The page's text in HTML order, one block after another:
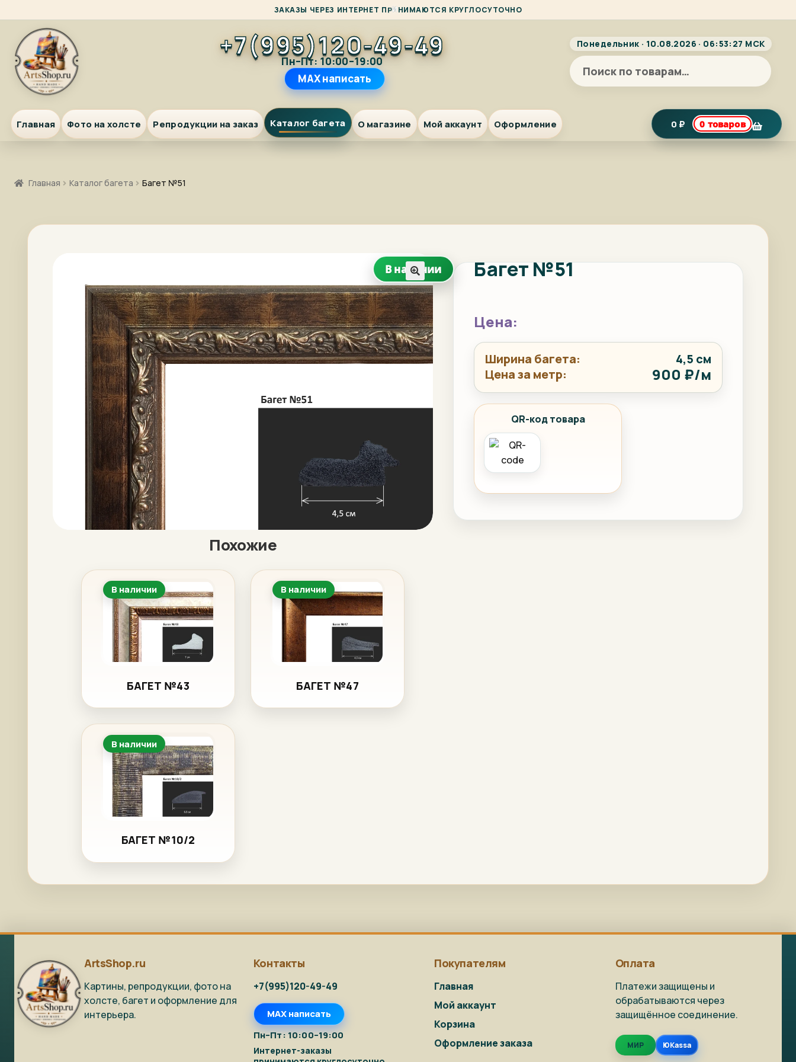
ЗАКАЗЫ ЧЕРЕЗ ИНТЕРНЕТ ПРИНИМАЮТСЯ КРУГЛОСУТОЧНО
Перейти
навигации
Перейти
содержимому
+7(995)120-49-49
Пн–Пт: 10:00–19:00
MAX написать
Понедельник · 10.08.2026 · 06:53:27 МСК
Искать:
Главная Фото на холсте Репродукции на заказ Каталог багета О магазине Мой аккаунт Оформление 0 ₽ 0 товаров
Главная Каталог багета Багет №51
В наличии
🔍
Багет №51
Ширина багета:
4,5 см
Цена за метр:
900 ₽/м
QR-код товара
Похожие
В наличии
БАГЕТ №43
В наличии
БАГЕТ №47
В наличии
БАГЕТ №10/2
ArtsShop.ru
Картины, репродукции, фото на
холсте, багет и оформление для
интерьера.
Контакты
+7(995)120-49-49
MAX написать
Пн–Пт: 10:00–19:00
Интернет-заказы
Покупателям
Главная
Мой аккаунт
Корзина
Оформление заказа
Оплата
Платежи защищены и
обрабатываются через
защищённое соединение.
МИР ЮKassa
Фото на холсте